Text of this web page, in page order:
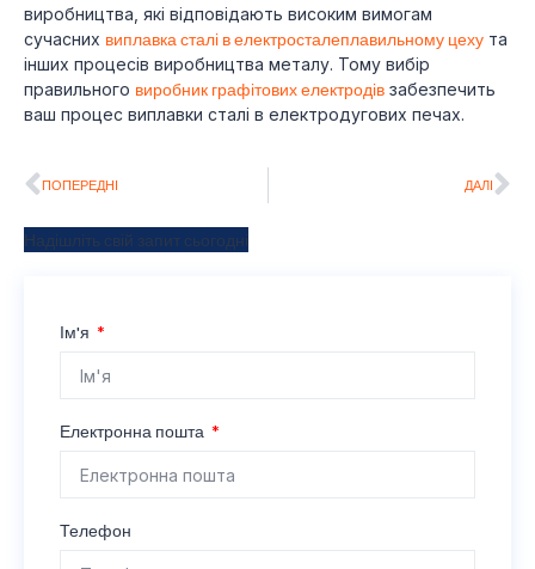
виробництва, які відповідають високим вимогам
сучасних виплавка сталі в електросталеплавильному цеху та
інших процесів виробництва металу. Тому вибір
правильного виробник графітових електродів забезпечить
ваш процес виплавки сталі в електродугових печах.
ПОПЕРЕДНІ ДАЛІ
Надішліть свій запит сьогодні
Ім'я
Електронна пошта
Телефон